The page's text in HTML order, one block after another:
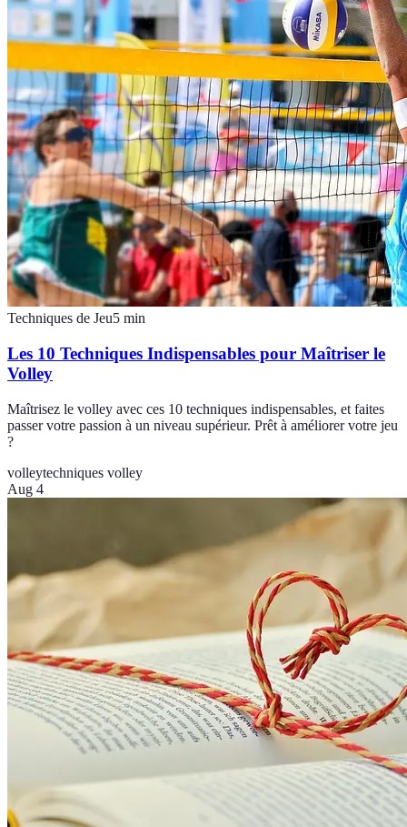
Techniques de Jeu5 min
Les 10 Techniques Indispensables pour Maîtriser le
Volley
Maîtrisez le volley avec ces 10 techniques indispensables, et faites
passer votre passion à un niveau supérieur. Prêt à améliorer votre jeu
?
volleytechniques volley
Aug 4